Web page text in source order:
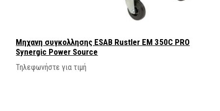
Μηχανη συγκολλησης ESAB Rustler EM 350C PRO
Synergic Power Source
Τηλεφωνήστε για τιμή